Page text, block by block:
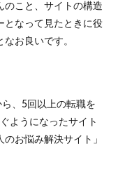
のこと、サイトの構造
となって見たときに役
お良いです。
、5回以上の転職を
ようになったサイト
お悩み解決サイト」